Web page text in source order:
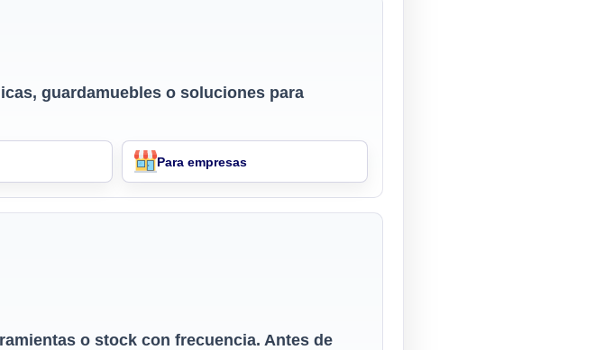
guardamuebles o soluciones para
Para empresas
o stock con frecuencia. Antes de